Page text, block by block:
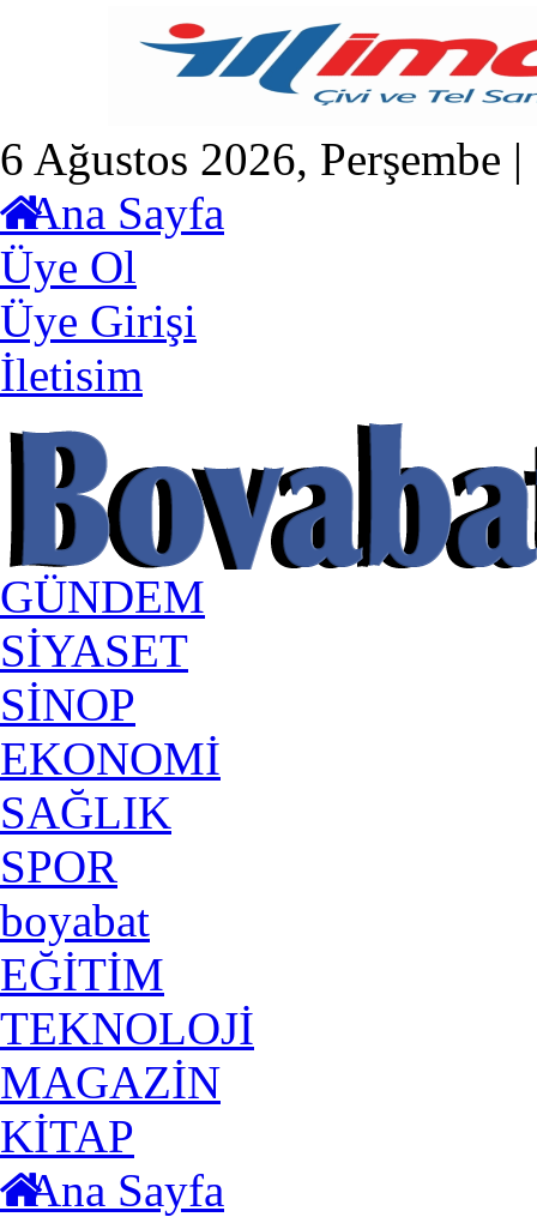
6 Ağustos 2026, Perşembe
Ana Sayfa
Üye Ol
Üye Girişi
İletisim
GÜNDEM
SİYASET
SİNOP
EKONOMİ
SAĞLIK
SPOR
boyabat
EĞİTİM
TEKNOLOJİ
MAGAZİN
KİTAP
Ana Sayfa